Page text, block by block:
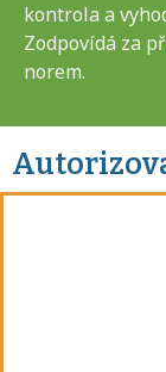
kontrola a
Zodpovídá za
norem.